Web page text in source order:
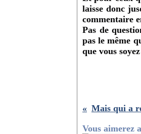
laisse donc
commentaire
Pas de
pas le même
que vous
Vous aimerez